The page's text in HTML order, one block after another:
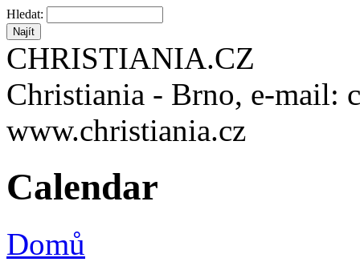
Hledat:
CHRISTIANIA.CZ
Christiania - Brno, e-mail:
www.christiania.cz
Calendar
Domů